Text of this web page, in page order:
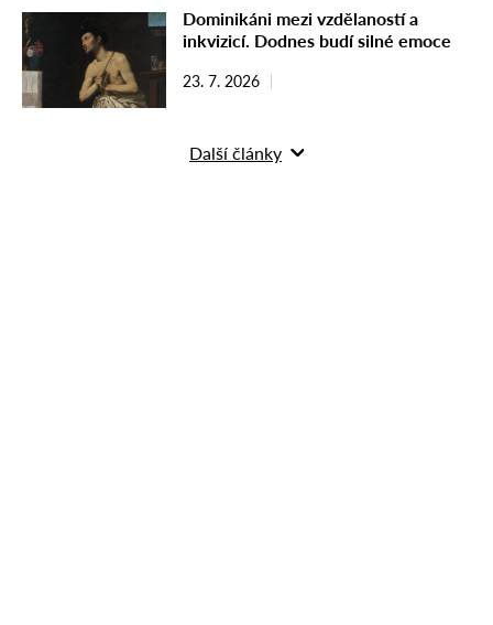
Dominikáni mezi vzdělaností a
inkvizicí. Dodnes budí silné emoce
23. 7. 2026
Další články